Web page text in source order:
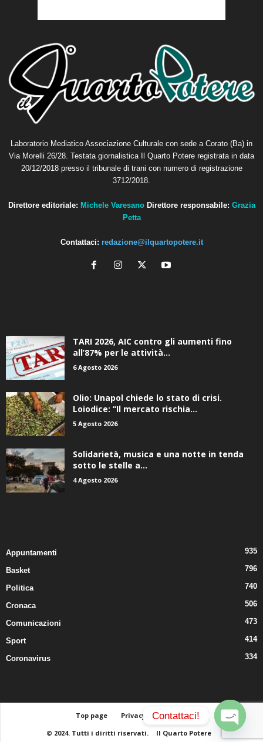
Laboratorio Mediatico Associazione Culturale con sede a Corato (Ba) in
Via Morelli 26/28. Testata giornalistica Il Quarto Potere registrata in data
20/12/2018 presso il tribunale di trani con numero di registrazione
3712/2018.
Direttore editoriale: Michele Varesano Direttore responsabile: Grazia
Petta
Contattaci: redazione@ilquartopotere.it
TARI 2026, AIC contro gli aumenti fino
all’87% per le attività...
6 Agosto 2026
Olio: Unapol chiede lo stato di crisi.
Loiodice: “Il mercato rischia...
5 Agosto 2026
Solidarietà, musica e una notte in tenda
sotto le stelle a...
4 Agosto 2026
Appuntamenti 935
Basket 796
Politica 740
Cronaca 506
Comunicazioni 473
Sport 414
Coronavirus 334
Top page Privacy
Contatti
© 2024. Tutti i diritti riservati.
Il Quarto Potere
Contattaci!
O